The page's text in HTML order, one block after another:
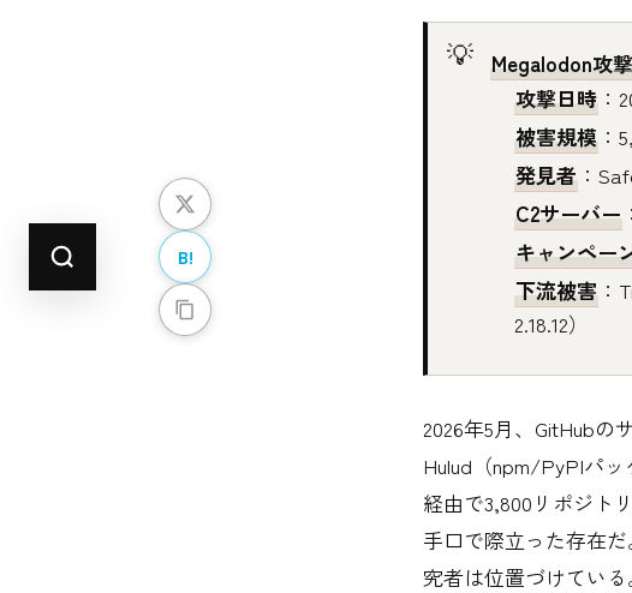
Megalodon攻
攻撃日時 ：
被害規模 ：
発見者 ：
C2サーバー
キャンペー
下流被害 ：
2.18.12）
2026年5月、GitHubの
Hulud（npm/PyPIパ
経由で3,800リポジト
手口で際立った存在
究者は位置づけている
B!